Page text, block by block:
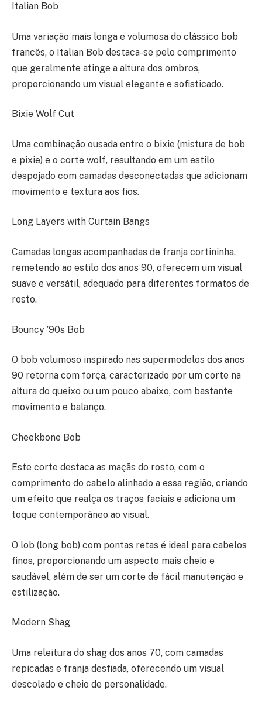
Italian Bob
Uma variação mais longa e volumosa do clássico bob
francês, o Italian Bob destaca-se pelo comprimento
que geralmente atinge a altura dos ombros,
proporcionando um visual elegante e sofisticado.
Bixie Wolf Cut
Uma combinação ousada entre o bixie (mistura de bob
e pixie) e o corte wolf, resultando em um estilo
despojado com camadas desconectadas que adicionam
movimento e textura aos fios.
Long Layers with Curtain Bangs
Camadas longas acompanhadas de franja cortininha,
remetendo ao estilo dos anos 90, oferecem um visual
suave e versátil, adequado para diferentes formatos de
rosto.
Bouncy ’90s Bob
O bob volumoso inspirado nas supermodelos dos anos
90 retorna com força, caracterizado por um corte na
altura do queixo ou um pouco abaixo, com bastante
movimento e balanço.
Cheekbone Bob
Este corte destaca as maçãs do rosto, com o
comprimento do cabelo alinhado a essa região, criando
um efeito que realça os traços faciais e adiciona um
toque contemporâneo ao visual.
O lob (long bob) com pontas retas é ideal para cabelos
finos, proporcionando um aspecto mais cheio e
saudável, além de ser um corte de fácil manutenção e
estilização.
Modern Shag
Uma releitura do shag dos anos 70, com camadas
repicadas e franja desfiada, oferecendo um visual
descolado e cheio de personalidade.